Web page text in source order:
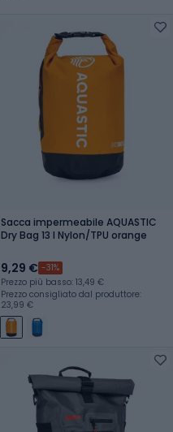
Sacca impermeabile AQUASTIC
Dry Bag 13 l Nylon/TPU orange
9,29 € -31%
Prezzo più basso: 13,49 €
Prezzo consigliato dal produttore:
23,99 €